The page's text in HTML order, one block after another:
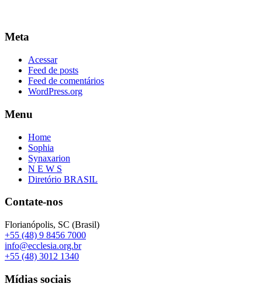
Meta
Acessar
Feed de posts
Feed de comentários
WordPress.org
Menu
Home
Sophia
Synaxarion
N E W S
Diretório BRASIL
Contate-nos
Florianópolis, SC (Brasil)
+55 (48) 9 8456 7000
info@ecclesia.org.br
+55 (48) 3012 1340
Mídias sociais